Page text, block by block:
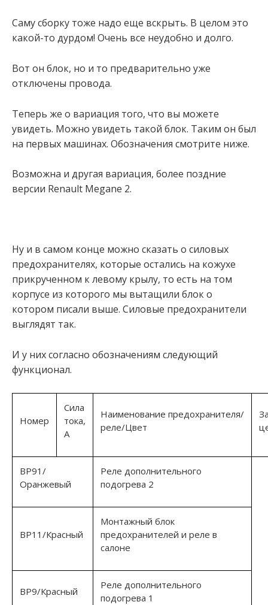
Саму сборку тоже надо еще вскрыть. В целом это
какой-то дурдом! Очень все неудобно и долго.
Вот он блок, но и то предварительно уже
отключены провода.
Теперь же о вариация того, что вы можете
увидеть. Можно увидеть такой блок. Таким он был
на первых машинах. Обозначения смотрите ниже.
Возможна и другая вариация, более поздние
версии Renault Megane 2.
Ну и в самом конце можно сказать о силовых
предохранителях, которые остались на кожухе
прикрученном к левому крылу, то есть на том
корпусе из которого мы вытащили блок о
котором писали выше. Силовые предохранители
выглядят так.
И у них согласно обозначениям следующий
функционал.
Номер
Сила
тока,
А
Наименование предохранителя/
реле/Цвет
ВР91/
Оранжевый
Реле дополнительного
подогрева 2
ВР11/Красный
Монтажный блок
предохранителей и реле в
салоне
ВР9/Красный
Реле дополнительного
подогрева 1